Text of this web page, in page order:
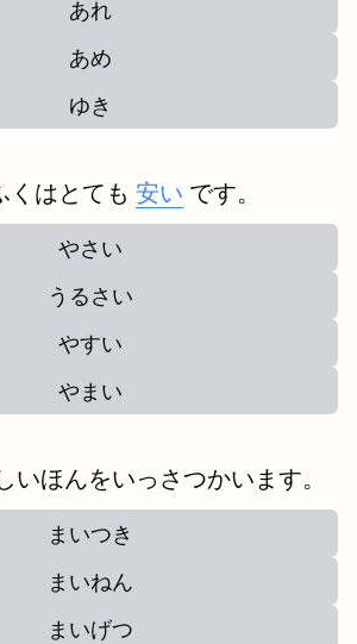
あれ
あめ
ゆき
くはとても 安い です。
やさい
うるさい
やすい
やまい
いほんをいっさつかいます。
まいつき
まいねん
まいげつ